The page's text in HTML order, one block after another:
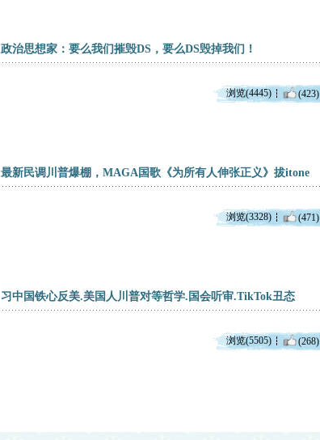
政治思想家：要么我们摧毁DS，要么DS毁掉我们！
浏览(4445) (423)
最新民调川普爆棚，MAGA国歌《为所有人伸张正义》拔itone
浏览(3328) (471)
习中国铁心反美.美国人川普对等哲学.国会听审.TikTok丑态
浏览(5505) (268)